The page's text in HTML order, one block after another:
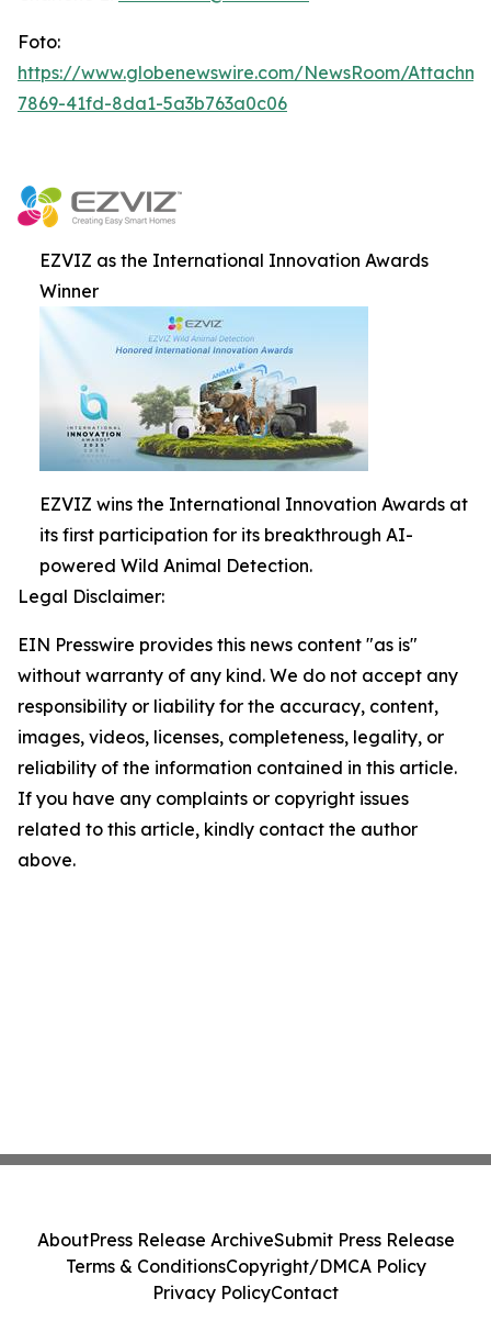
Foto:
https://www.globenewswire.com/NewsRoom/
7869-41fd-8da1-5a3b763a0c06
EZVIZ as the International Innovation Awards
Winner
EZVIZ wins the International Innovation Awards at
its first participation for its breakthrough AI-
powered Wild Animal Detection.
Legal Disclaimer:
EIN Presswire provides this news content "as is"
without warranty of any kind. We do not accept any
responsibility or liability for the accuracy, content,
images, videos, licenses, completeness, legality, or
reliability of the information contained in this article.
If you have any complaints or copyright issues
related to this article, kindly contact the author
above.
AboutPress Release ArchiveSubmit Press Release
Terms & ConditionsCopyright/DMCA Policy
Privacy PolicyContact